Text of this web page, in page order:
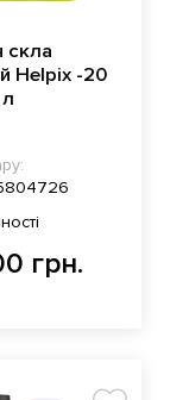
скла
Helpix -20
грн.